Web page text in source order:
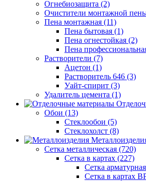
Огнебиозащита (2)
Очистители монтажной
Пена монтажная (11)
Пена бытовая (1)
Пена огнестойкая (2)
Пена
Растворители (7)
Ацетон (1)
Растворитель 646 (3)
Уайт-спирит (3)
Удалитель цемента (1)
Обои (13)
Стеклообои (5)
Стеклохолст (8)
Сетка металлическая (720)
Сетка в картах (227)
Сетка
Сетка в картах